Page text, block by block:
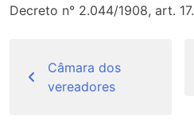
Decreto n° 2.044/1908, art. 17.
de
Post
Câmara dos
vereadores